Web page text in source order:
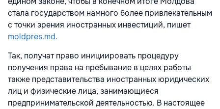
стала государством намного более привлекательным
с точки зрения иностранных инвестиций, пишет
moldpres.md.
Так, получат право инициировать процедуру
получения права на пребывание в целях работы
также представительства иностранных юридических
лиц и физические лица, занимающиеся
предпринимательской деятельностью. В настоящее